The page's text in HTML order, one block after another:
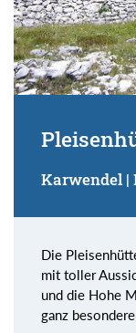
Karwendel |
Die
mit toller
und die Hohe
ganz